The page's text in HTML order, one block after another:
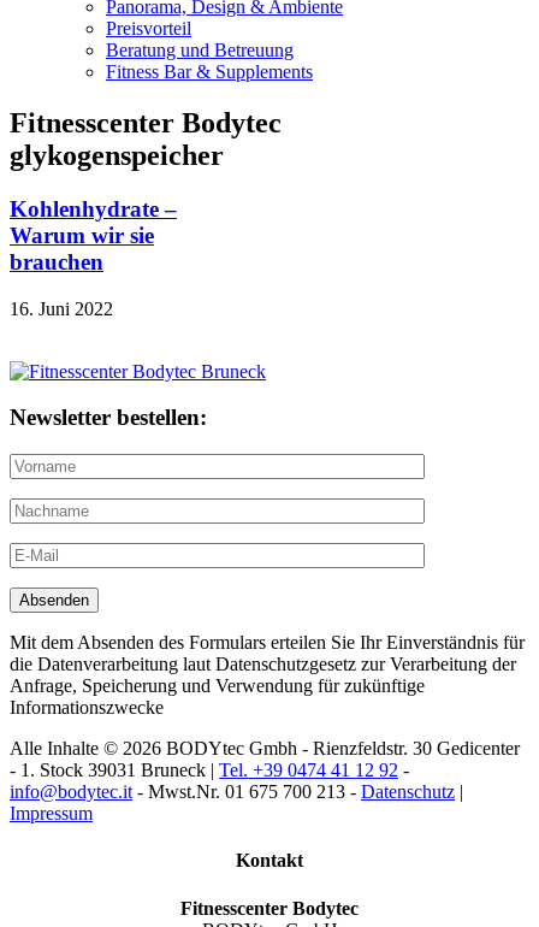
Panorama, Design & Ambiente
Preisvorteil
Beratung und Betreuung
Fitness Bar & Supplements
Fitnesscenter Bodytec
glykogenspeicher
Kohlenhydrate –
Warum wir sie
brauchen
16. Juni 2022
Newsletter bestellen:
Mit dem Absenden des Formulars erteilen Sie Ihr Einverständnis für
die Datenverarbeitung laut Datenschutzgesetz zur Verarbeitung der
Anfrage, Speicherung und Verwendung für zukünftige
Informationszwecke
Alle Inhalte © 2026 BODYtec Gmbh - Rienzfeldstr. 30 Gedicenter
- 1. Stock 39031 Bruneck | Tel. +39 0474 41 12 92 -
info@bodytec.it - Mwst.Nr. 01 675 700 213 - Datenschutz |
Impressum
Kontakt
Fitnesscenter Bodytec